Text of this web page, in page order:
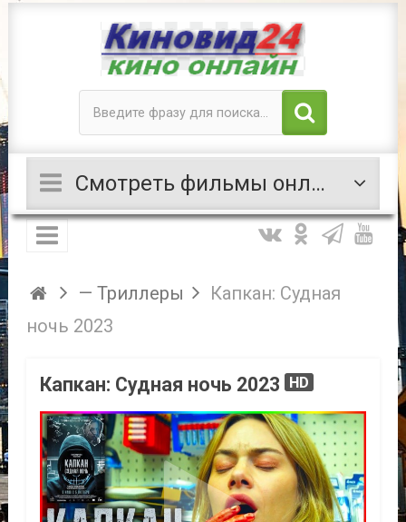
Смотреть фильмы онлайн
— Триллеры
Капкан: Судная
ночь 2023
Капкан: Судная ночь 2023 HD